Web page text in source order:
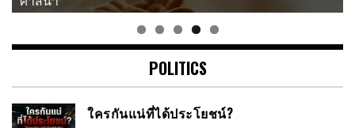
POLITICS
ใครกันแน่ที่ได้ประโยชน์?